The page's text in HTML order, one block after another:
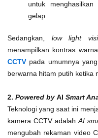
untuk
gelap.
Sedangkan, low light
menampilkan kontras
CCTV pada umumnya
berwarna hitam putih ketika
2. Powered byAI Smart
Teknologi yang saat ini
kamera CCTV adalahAI
mengubah rekaman video